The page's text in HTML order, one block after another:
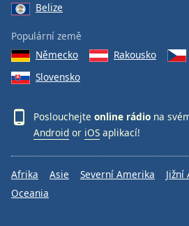
Belize
Populární země
Německo
Rakousko
Slovensko
Poslouchejte online rádio na
Android or iOS aplikací!
Afrika Asie Severní Amerika Jižní
Oceania